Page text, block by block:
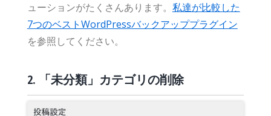
ューションがたくさんあります。 私達が比較した
7つのベストWordPressバックアッププラグイン
を参照してください。
2. 「未分類」カテゴリの削除